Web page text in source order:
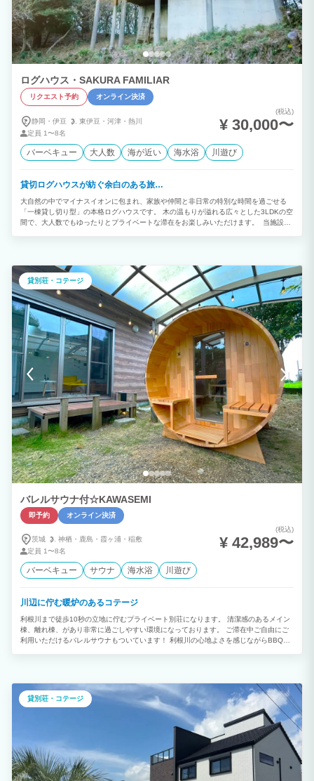
ログハウス・SAKURA FAMILIAR
リクエスト予約 オンライン決済
静岡・伊豆 東伊豆・ 河津・ 熱川
定員 1〜8名
(税込)
¥ 30,000〜
バーベキュー 大人数 海が近い 海水浴 川遊び
貸切ログハウスが紡ぐ余白のある旅…
大自然の中でマイナスイオンに包まれ、家族や仲間と非日常の特別な時間を過ごせる
「一棟貸し切り型」の本格ログハウスです。 木の温もりが溢れる広々とした3LDKの空
間で、大人数でもゆったりとプライベートな滞在をお楽しみいただけます。 当施設の
候を気にせず、快適にプライベートBBQをお楽しみいただけます。無料のBBQセット
をご用意しておりますので、お好きな食材や調味料をお持ち込みいただくだけで、手軽
に極上のBBQタイムがスタートします。（※閑静な別荘地のため、テラスでのBBQは
20時までとなります） ▼雨でも全力で楽しめる！圧倒的な屋内エンタメ 万が一の雨
でも、館内だけで1日中遊び尽くせるグッズを多数完備しています。 ・本格的な電子ダ
ーツ（ダーツライブ） ・専用スペースでの卓球台 ・50インチの大型テレビでのTVゲ
ーム ・大人数で盛り上がる豊富なボードゲーム 日常の喧騒を忘れ、時間を忘れて仲間
と白熱した時間をお過ごしください。 ▼快適さを追求した最新の家具・家電 新品の寝
具をはじめ、大型冷蔵庫、テレビ、洗濯機、乾燥機、そして高速Wi-Fiを完備。長期滞
在やワーケーション、小さなお子様連れのファミリーでも我が家のように快適に完結し
た生活が送れます。 ▼周辺環境とアクセス 伊豆屈指の透明度を誇る「今井浜海岸」
や、白い砂浜が広がる王道の「白浜大浜海水浴場」まで車でアクセス抜群！昼は綺麗な
海で思いきり泳ぎ、夜は涼しいログハウスに帰ってBBQで乾杯する、最高の夏休み・
休日をお約束します。 【間取り・定員について】 広々とした3LDKの間取りで、成人
8名様程度までのご宿泊を推奨しております。宿泊自体は8名以上でも対応可能な場合
がございますので、ぜひお気軽にご相談ください！
貸別荘・コテージ
バレルサウナ付☆KAWASEMI
即予約 オンライン決済
茨城 神栖・ 鹿島・ 霞ヶ浦・ 稲敷
定員 1〜8名
(税込)
¥ 42,989〜
バーベキュー サウナ 海水浴 川遊び
川辺に佇む暖炉のあるコテージ
利根川まで徒歩10秒の立地に佇むプライベート別荘になります。 清潔感のあるメイン
棟、離れ棟、があり非常に過ごしやすい環境になっております。 ご滞在中ご自由にご
利用いただけるバレルサウナもついています！ 利根川の心地よさを感じながらBBQも
貸別荘・コテージ